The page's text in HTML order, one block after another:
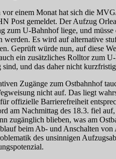
vor einem Monat hat sich die
Post gemeldet. Der Aufzug
zum U‑Bahnhof liege, und
werden. Es wird auf alternative
Geprüft würde nun, auf diese
ein zusätzliches Rolltor zum
und das daher nicht
Zugänge zum Ostbahnhof
nicht auf. Das liegt
offizielle Barrierefreiheit
am Nachmittag des 18.3. fiel
zugänglich blieben, was am
beim Ab- und Anschalten von
des unsinnigen